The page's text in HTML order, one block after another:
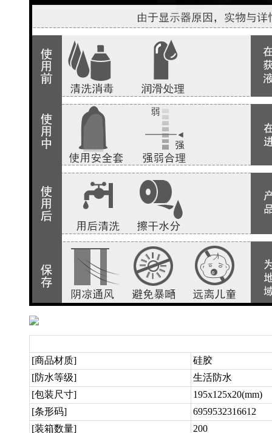
[商品材质]
硅胶
[防水等级]
生活防水
[包装尺寸]
195x125x20(mm)
[条形码]
6959532316612
[装箱数量]
200